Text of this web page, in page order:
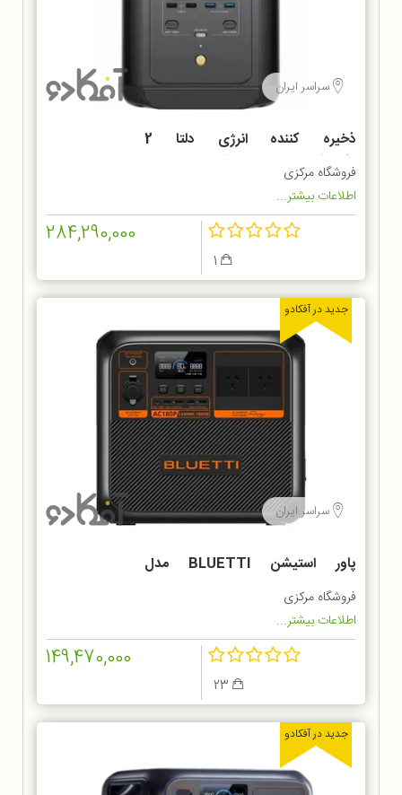
سراسر ایران
ذخیره کننده انرژی دلتا 2
مکسEcoFlow E2000 DELTA 2
Max
فروشگاه مرکزی
اطلاعات بیشتر...
284,290,000
جدید در آفکادو
سراسر ایران
پاور استیشن BLUETTI مدل
استیشن بلوتی
فروشگاه مرکزی
اطلاعات بیشتر...
149,470,000
جدید در آفکادو